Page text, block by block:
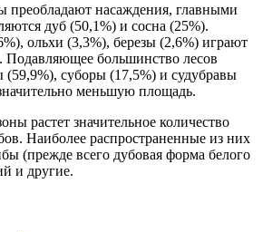
преобладают насаждения, главными
дуб (50,1%) и сосна (25%).
ольхи (3,3%), березы (2,6%) играют
Подавляющее большинство лесов
суборы (17,5%) и судубравы
меньшую площадь.
растет значительное количество
Наиболее распространенные из них
(прежде всего дубовая форма белого
и другие.